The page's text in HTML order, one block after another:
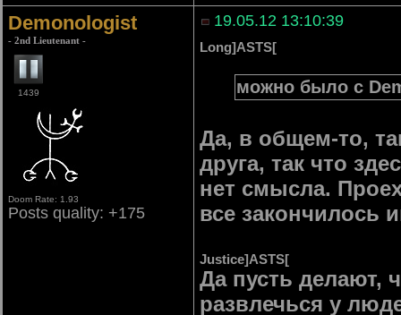
Demonologist
- 2nd Lieutenant -
1439
Doom Rate: 1.93
Posts quality: +175
19.05.12 13:10:39
Long]ASTS[
можно было с
Да, в общем-то,
друга, так что
нет смысла.
все закончилось
Justice]ASTS[
Да пусть делают,
развлечься у